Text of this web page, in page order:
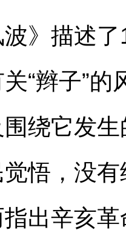
描述了
“辫子”的
绕它发
悟，没
出辛亥